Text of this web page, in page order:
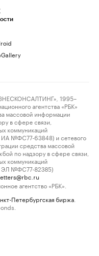
1995–
агентства «РБК»
массовой информации
в сфере связи,
коммуникаций
ИА №ФС77-63848) и сетевого
средства массовой
по надзору в сфере связи,
коммуникаций
ЭЛ №ФС77-82385)
агентство «РБК».
Петербургская биржа